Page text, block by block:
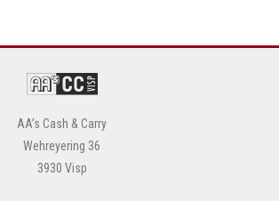
AA’s Cash & Carry
Wehreyering 36
3930 Visp